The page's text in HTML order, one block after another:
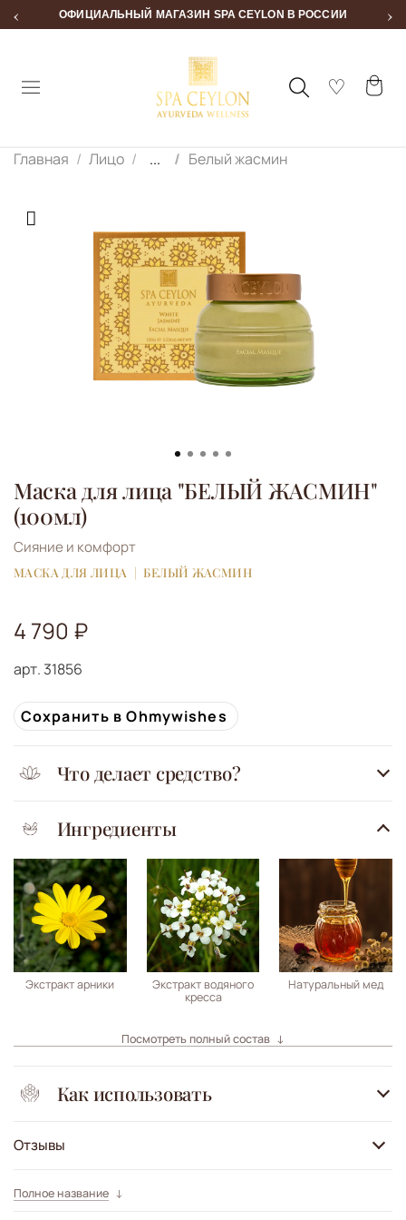
‹ ОФИЦИАЛЬНЫЙ МАГАЗИН SPA CEYLON В РОССИИ ›
Главная Лицо ... Белый жасмин
арт. 31856
Маска для лица "БЕЛЫЙ ЖАСМИН"
(100мл)
4 790 ₽
Сохранить в Ohmywishes
Сияние и комфорт
МАСКА ДЛЯ ЛИЦА БЕЛЫЙ ЖАСМИН
Что делает средство?
Ингредиенты
Экстракт арники
Экстракт водяного
кресса
Натуральный мед
Посмотреть полный состав
Как использовать
Отзывы
Полное название